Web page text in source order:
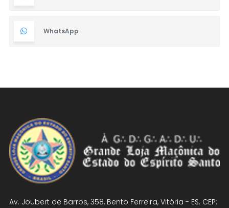
WhatsApp
Av. Joubert de Barros, 358, Bento Ferreira, Vitória - ES. CEP: